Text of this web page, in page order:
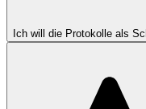
Ich will die Protokolle als